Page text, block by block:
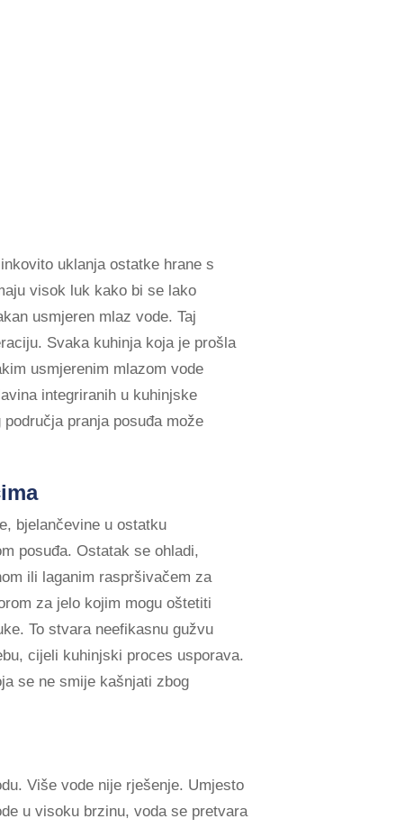
uklanja ostatke hrane s
visok luk kako bi se lako
usmjeren mlaz vode. Taj
Svaka kuhinja koja je prošla
usmjerenim mlazom vode
integriranih u kuhinjske
pranja posuđa može
bjelančevine u ostatku
posuđa. Ostatak se ohladi,
ili laganim raspršivačem za
za jelo kojim mogu oštetiti
To stvara neefikasnu gužvu
cijeli kuhinjski proces usporava.
se ne smije kašnjati zbog
Više vode nije rješenje. Umjesto
u visoku brzinu, voda se pretvara